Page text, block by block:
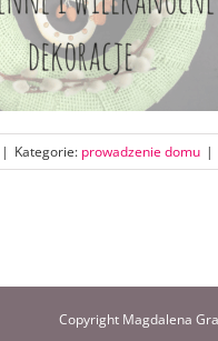
| Kategorie: prowadzenie domu |
Copyright Magdalena